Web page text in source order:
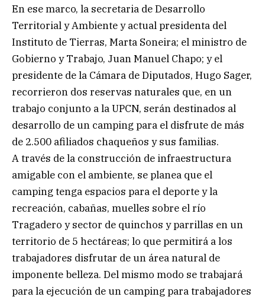
En ese marco, la secretaria de Desarrollo
Territorial y Ambiente y actual presidenta del
Instituto de Tierras, Marta Soneira; el ministro de
Gobierno y Trabajo, Juan Manuel Chapo; y el
presidente de la Cámara de Diputados, Hugo Sager,
recorrieron dos reservas naturales que, en un
trabajo conjunto a la UPCN, serán destinados al
desarrollo de un camping para el disfrute de más
de 2.500 afiliados chaqueños y sus familias.
A través de la construcción de infraestructura
amigable con el ambiente, se planea que el
camping tenga espacios para el deporte y la
recreación, cabañas, muelles sobre el río
Tragadero y sector de quinchos y parrillas en un
territorio de 5 hectáreas; lo que permitirá a los
trabajadores disfrutar de un área natural de
imponente belleza. Del mismo modo se trabajará
para la ejecución de un camping para trabajadores